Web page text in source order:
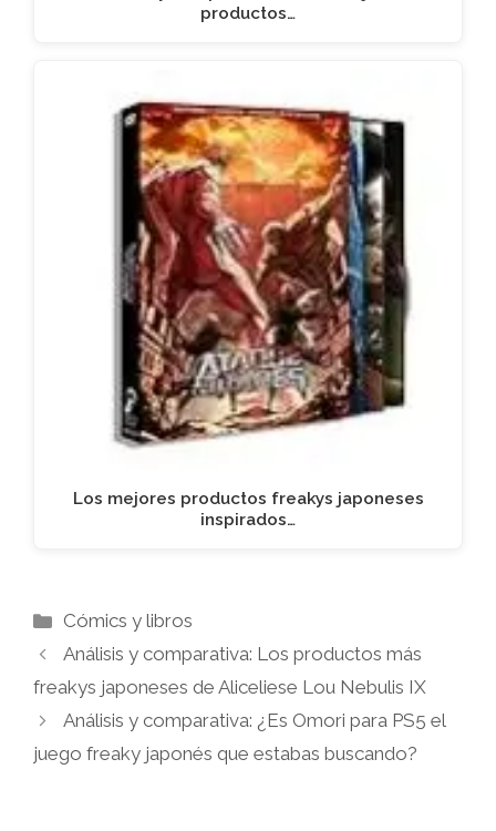
productos…
Los mejores productos freakys japoneses
inspirados…
Categorías
Cómics y libros
Análisis y comparativa: Los productos más
freakys japoneses de Aliceliese Lou Nebulis IX
Análisis y comparativa: ¿Es Omori para PS5 el
juego freaky japonés que estabas buscando?